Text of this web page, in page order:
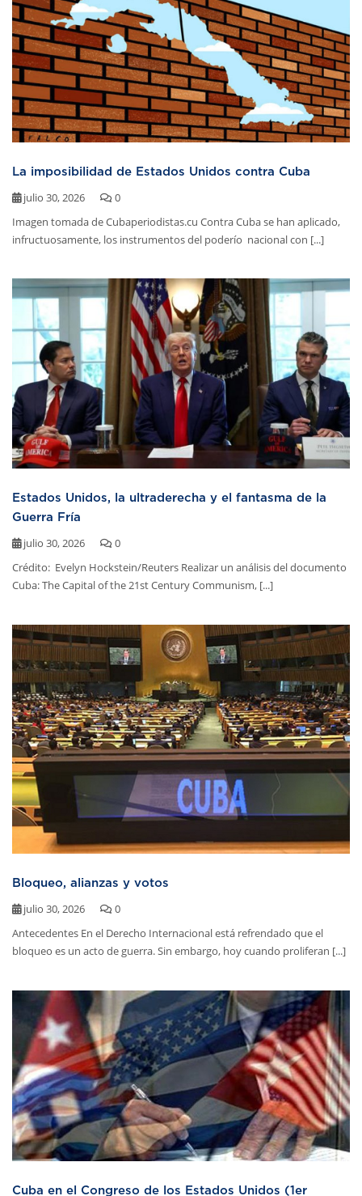
La imposibilidad de Estados Unidos contra Cuba
julio 30, 2026
0
Imagen tomada de Cubaperiodistas.cu Contra Cuba se han aplicado,
infructuosamente, los instrumentos del poderío nacional con [...]
Estados Unidos, la ultraderecha y el fantasma de la
Guerra Fría
julio 30, 2026
0
Crédito: Evelyn Hockstein/Reuters Realizar un análisis del documento
Cuba: The Capital of the 21st Century Communism, [...]
Bloqueo, alianzas y votos
julio 30, 2026
0
Antecedentes En el Derecho Internacional está refrendado que el
bloqueo es un acto de guerra. Sin embargo, hoy cuando proliferan [...]
Cuba en el Congreso de los Estados Unidos (1er